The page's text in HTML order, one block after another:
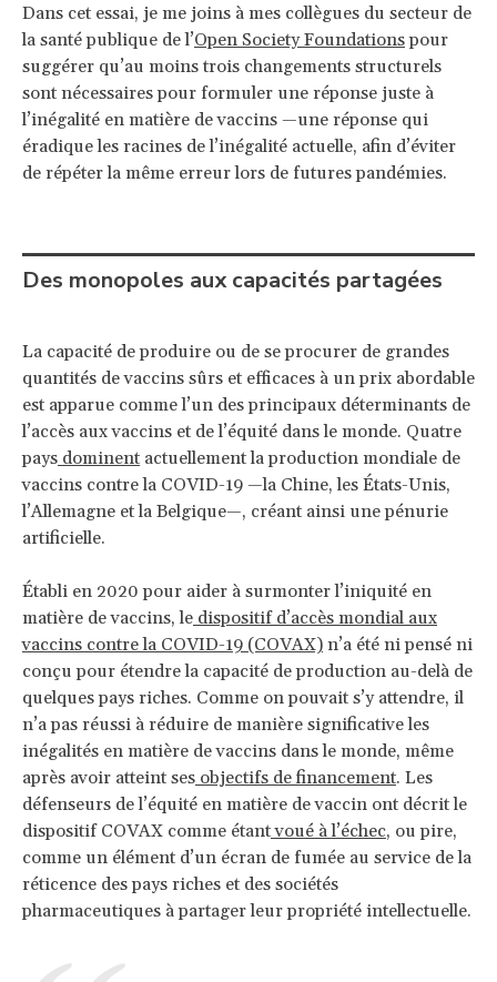
Dans cet essai, je me joins à mes collègues du secteur de
la santé publique de l’Open Society Foundationspour
suggérer qu’au moins trois changements structurels
sont nécessaires pour formuler une réponse juste à
l’inégalité en matière de vaccins —une réponse qui
éradique les racines de l’inégalité actuelle, afin d’éviter
de répéter la même erreur lors de futures pandémies.
Des monopoles aux capacités partagées
La capacité de produire ou de se procurer de grandes
quantités de vaccins sûrs et efficaces à un prix abordable
est apparue comme l’un des principaux déterminants de
l’accès aux vaccins et de l’équité dans le monde. Quatre
pays dominent actuellement la production mondiale de
vaccins contre la COVID-19 —la Chine, les États-Unis,
l’Allemagne et la Belgique—, créant ainsi une pénurie
artificielle.
Établi en 2020 pour aider à surmonter l’iniquité en
matière de vaccins, le dispositif d’accès mondial aux
vaccins contre la COVID-19 (COVAX) n’a été ni pensé ni
conçu pour étendre la capacité de production au-delà de
quelques pays riches. Comme on pouvait s’y attendre, il
n’a pas réussi à réduire de manière significative les
inégalités en matière de vaccins dans le monde, même
après avoir atteint ses objectifs de financement. Les
défenseurs de l’équité en matière de vaccin ont décrit le
dispositif COVAX comme étantvoué à l’échec, ou pire,
comme un élément d’un écran de fumée au service de la
réticence des pays riches et des sociétés
pharmaceutiques à partager leur propriété intellectuelle.